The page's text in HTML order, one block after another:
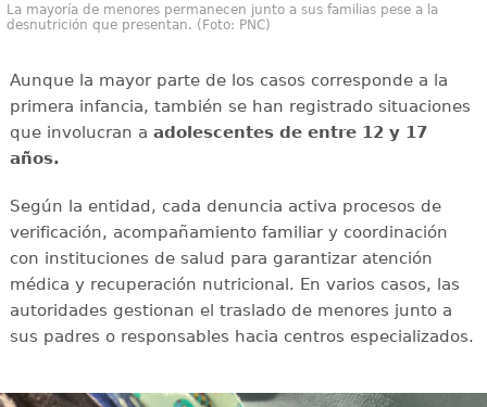
La mayoría de menores permanecen junto a sus familias pese a la
desnutrición que presentan. (Foto: PNC)
Aunque la mayor parte de los casos corresponde a la
primera infancia, también se han registrado situaciones
que involucran a adolescentes de entre 12 y 17
años.
Según la entidad, cada denuncia activa procesos de
verificación, acompañamiento familiar y coordinación
con instituciones de salud para garantizar atención
médica y recuperación nutricional. En varios casos, las
autoridades gestionan el traslado de menores junto a
sus padres o responsables hacia centros especializados.